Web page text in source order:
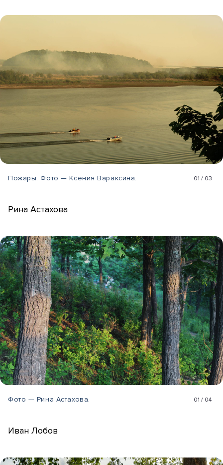
Пожары. Фото — Ксения Вараксина. 01 / 03
Рина Астахова
Фото — Рина Астахова. 01 / 04
Иван Лобов